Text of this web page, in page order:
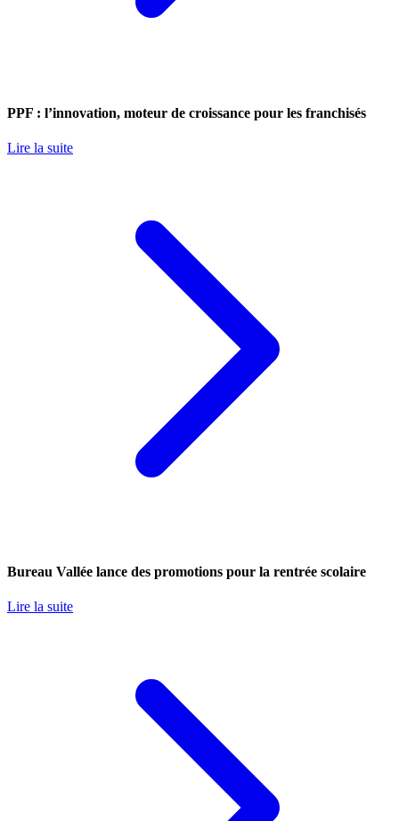
PPF : l’innovation, moteur de croissance pour les franchisés
Lire la suite
Bureau Vallée lance des promotions pour la rentrée scolaire
Lire la suite